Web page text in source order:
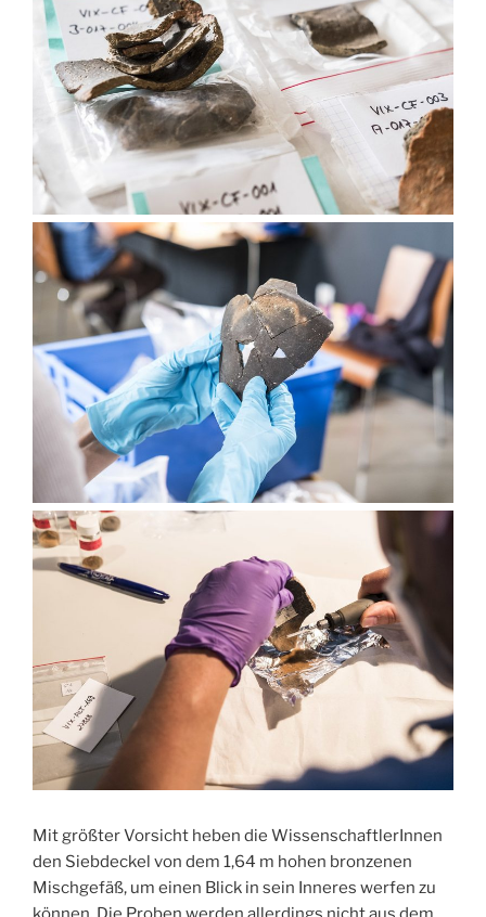
Mit größter Vorsicht heben die WissenschaftlerInnen
den Siebdeckel von dem 1,64 m hohen bronzenen
Mischgefäß, um einen Blick in sein Inneres werfen zu